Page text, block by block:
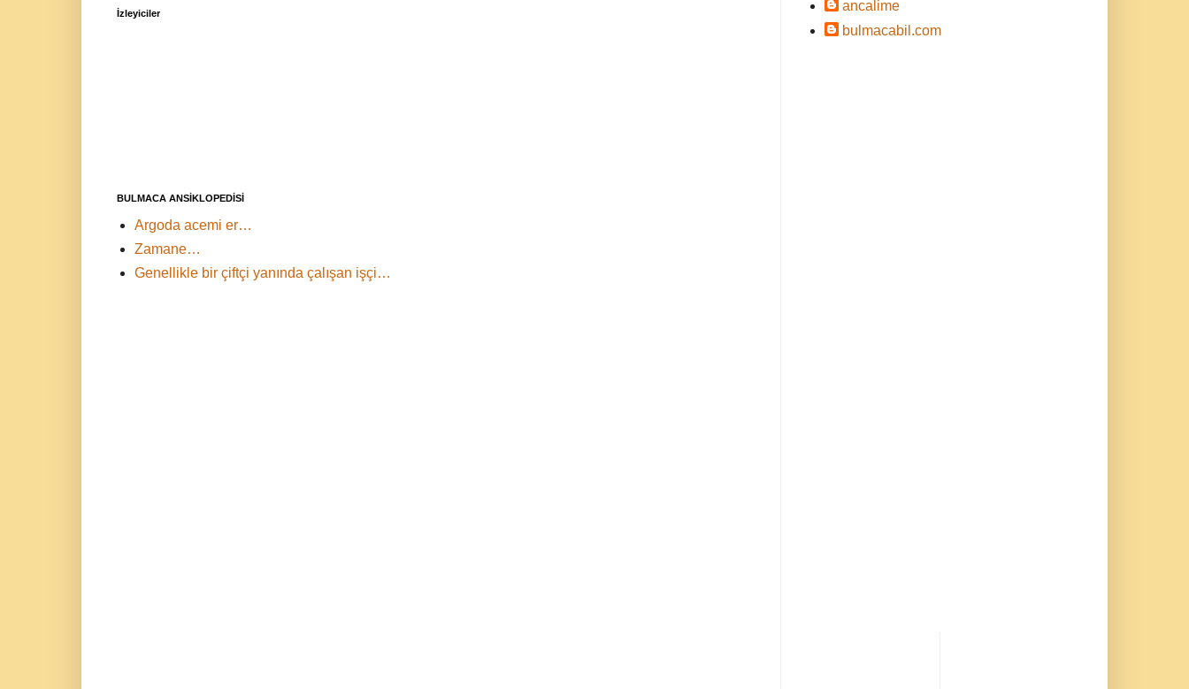
İzleyiciler
BULMACA ANSİKLOPEDİSİ
Argoda acemi er…
Zamane…
Genellikle bir çiftçi yanında çalışan işçi…
ancalime
bulmacabil.com